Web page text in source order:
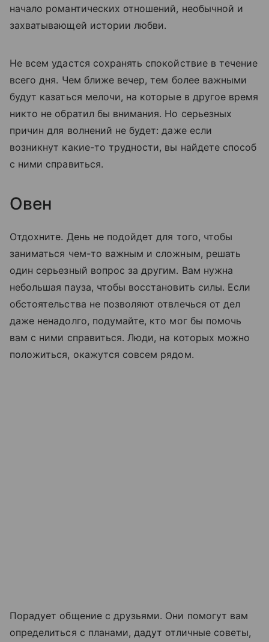
начало романтических отношений, необычной и
захватывающей истории любви.
Не всем удастся сохранять спокойствие в течение
всего дня. Чем ближе вечер, тем более важными
будут казаться мелочи, на которые в другое время
никто не обратил бы внимания. Но серьезных
причин для волнений не будет: даже если
возникнут какие-то трудности, вы найдете способ
с ними справиться.
Овен
Отдохните. День не подойдет для того, чтобы
заниматься чем-то важным и сложным, решать
один серьезный вопрос за другим. Вам нужна
небольшая пауза, чтобы восстановить силы. Если
обстоятельства не позволяют отвлечься от дел
даже ненадолго, подумайте, кто мог бы помочь
вам с ними справиться. Люди, на которых можно
положиться, окажутся совсем рядом.
Порадует общение с друзьями. Они помогут вам
определиться с планами, дадут отличные советы,